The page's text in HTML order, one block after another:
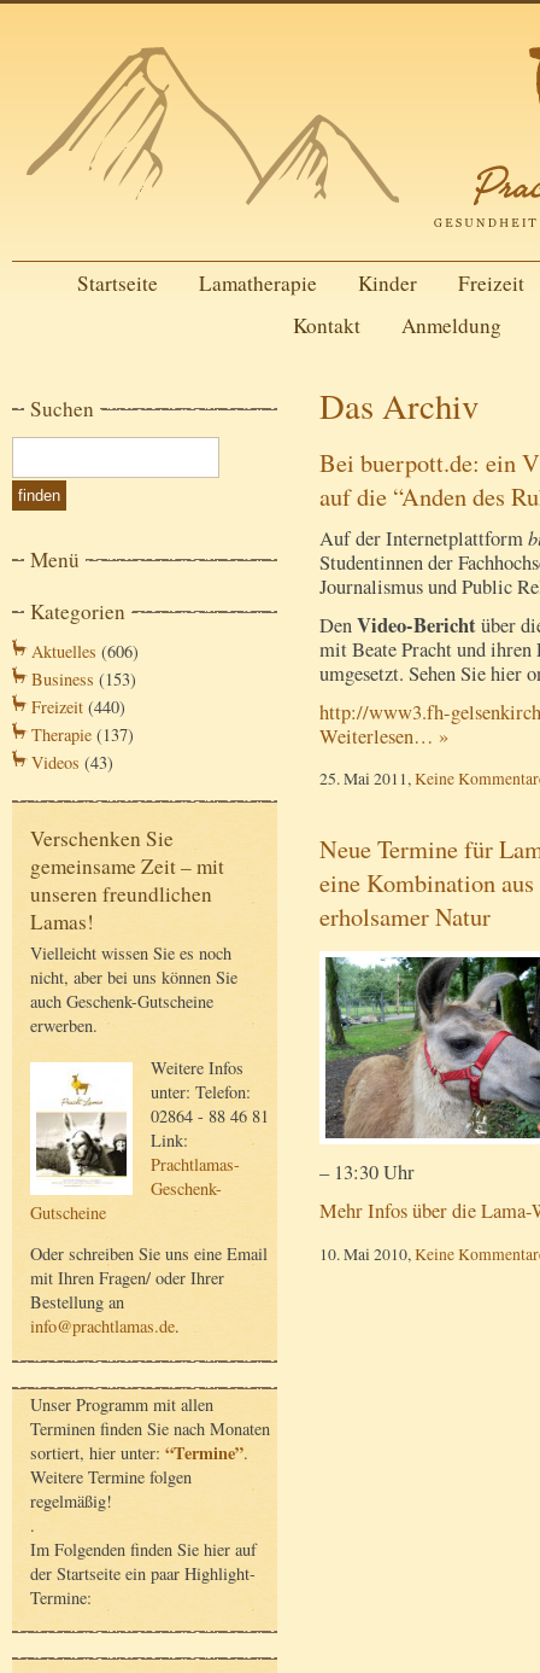
Startseite Lamatherapie Kinder
Freizeit
Kontakt
Anmeldung
Suchen
Menü
Kategorien
Aktuelles (606)
Business (153)
Freizeit (440)
Therapie (137)
Videos (43)
Verschenken Sie
gemeinsame Zeit – mit
unseren freundlichen
Lamas!
Vielleicht wissen Sie es noch
nicht, aber bei uns können Sie
auch Geschenk-Gutscheine
erwerben.
Weitere Infos
unter: Telefon:
02864 - 88 46 81
Link:
Prachtlamas-
Geschenk-
Gutscheine
Oder schreiben Sie uns eine Email
mit Ihren Fragen/ oder Ihrer
Bestellung an
info@prachtlamas.de.
Unser Programm mit allen
Terminen finden Sie nach Monaten
sortiert, hier unter: “Termine”.
Weitere Termine folgen
regelmäßig!
.
Im Folgenden finden Sie hier auf
der Startseite ein paar Highlight-
Termine:
Das Archiv
Bei buerpott.de: ein
auf die “Anden des
Auf der Internetplattform
Studentinnen der
Journalismus und Public
DenVideo-Berichtüber
mit Beate Pracht und ihren
umgesetzt. Sehen Sie hier
http://www3.fh-
Weiterlesen… »
25. Mai 2011,Keine
Neue Termine für
eine Kombination
erholsamer Natur
– 13:30 Uhr
Mehr Infos über die Lama-
10. Mai 2010,Keine